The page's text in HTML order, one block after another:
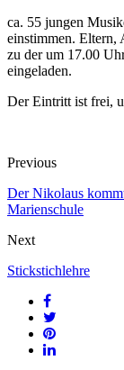
ca. 55 jungen
einstimmen. Eltern,
zu der um 17.00
eingeladen.
Der Eintritt ist frei,
Previous
Der Nikolaus
Marienschule
Next
Stickstichlehre